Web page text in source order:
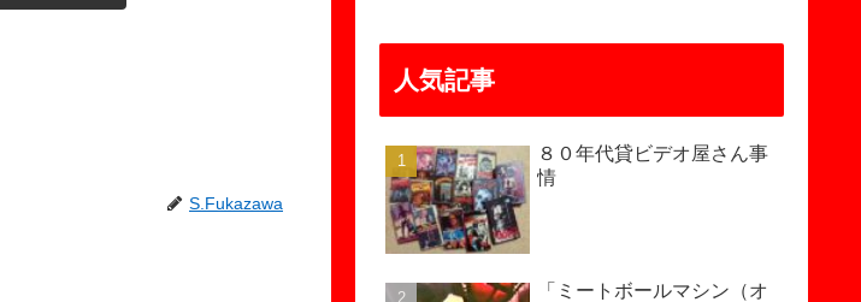
S.Fukazawa
人気記事
８０年代貸ビデオ屋さん事
情
「ミートボールマシン（オ